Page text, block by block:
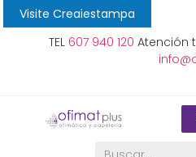
Visite Creaiestampa
TEL 607 940 120 Atención